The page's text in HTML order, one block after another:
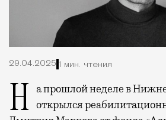
29.04.2025 1 мин. чтения
На прошлой неделе в Нижнем Новгороде открылся